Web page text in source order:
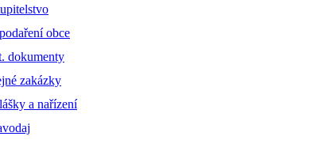
obce
dokumenty
zakázky
a nařízení